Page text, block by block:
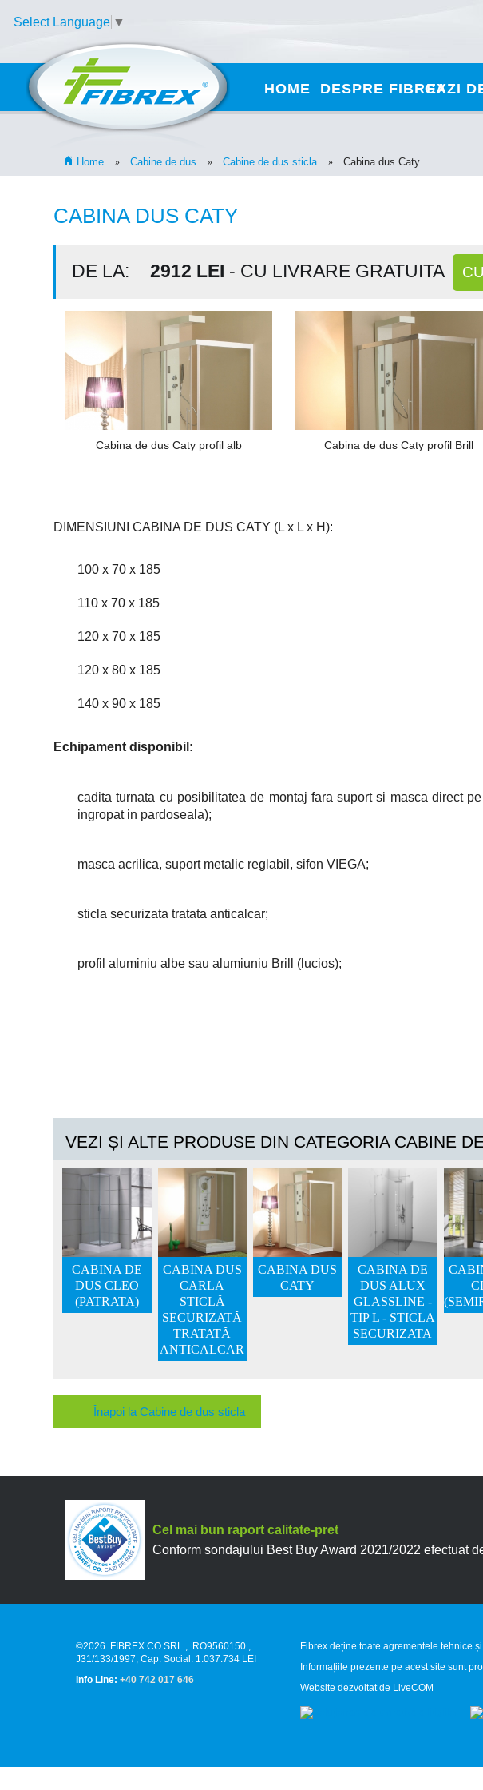
Select Language ▼
HOME DESPRE FIBREX
CAZI
Home » Cabine de dus » Cabine de dus sticla » Cabina dus Caty
CABINA DUS CATY
DE LA: 2912 LEI - CU LIVRARE GRATUITA
Cabina de dus Caty profil alb Cabina de dus Caty profil Brill
DIMENSIUNI CABINA DE DUS CATY (L x L x H):
100 x 70 x 185
110 x 70 x 185
120 x 70 x 185
120 x 80 x 185
140 x 90 x 185
Echipament disponibil:
cadita turnata cu posibilitatea de montaj fara suport si masca direct
ingropat in pardoseala);
masca acrilica, suport metalic reglabil, sifon VIEGA;
sticla securizata tratata anticalcar;
profil aluminiu albe sau alumiuniu Brill (lucios);
VEZI ȘI ALTE PRODUSE DIN CATEGORIA CABINE
CABINA DE
DUS CLEO
(PATRATA)
CABINA DUS
CARLA
STICLĂ
SECURIZATĂ
TRATATĂ
ANTICALCAR
CABINA DUS
CATY
CABINA DE
DUS ALUX
GLASSLINE -
TIP L - STICLA
SECURIZATA
Înapoi la Cabine de dus sticla
Cel mai bun raport calitate-pret
Conform sondajului Best Buy Award 2021/2022 efectuat
©2026 FIBREX CO SRL , RO9560150 ,
J31/133/1997, Cap. Social: 1.037.734 LEI
Info Line:+40 742 017 646
Fibrex deține toate agrementele tehnice
Informațiile prezente pe acest site sunt
Website dezvoltat de LiveCOM